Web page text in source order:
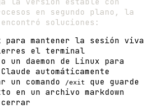
en segundo plano, la
encontró soluciones:
para mantener la sesión viva
el terminal
o un daemon de Linux para
automáticamente
un comando
/exit
que guarde
en un archivo markdown